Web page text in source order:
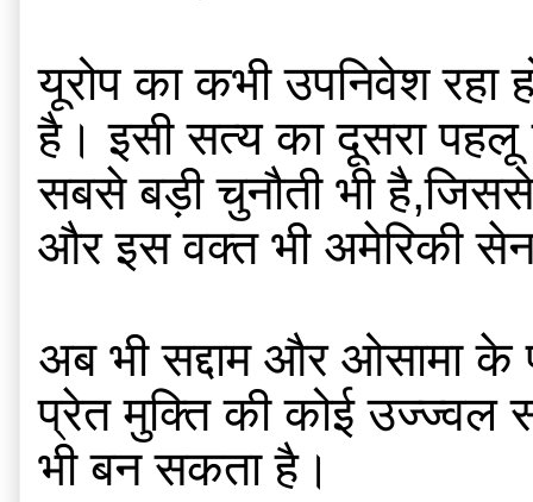
यूरोप का कभी उपनिवेश रहा
है। इसी सत्य का दूसरा पहलू
सबसे बड़ी चुनौती भी
और इस वक्त भी अमेरिकी
अब भी सद्दाम और ओसामा के
प्रेत मुक्ति की कोई उज्ज्वल
भी बन सकता है।